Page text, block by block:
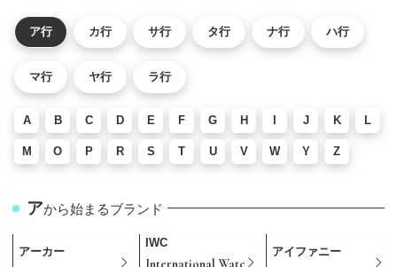
ア行 カ行 サ行 タ行 ナ行 ハ行
マ行 ヤ行 ラ行
A B C D E F G H J K L
M O P R S T U V W Y Z
アから始まるブランド
アーカー
IWC
アイファニー